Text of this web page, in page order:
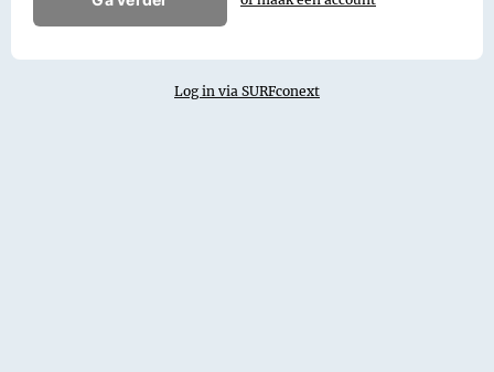
Log in via SURFconext